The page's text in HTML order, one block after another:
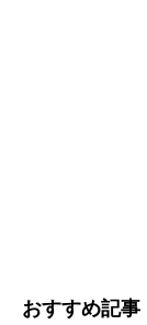
おすすめ記事